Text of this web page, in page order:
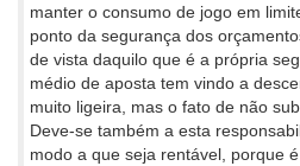
manter o consumo de jogo em
ponto da segurança dos
de vista daquilo que é a própria
médio de aposta tem vindo a
muito ligeira, mas o fato de não
Deve-se também a esta
modo a que seja rentável, porque